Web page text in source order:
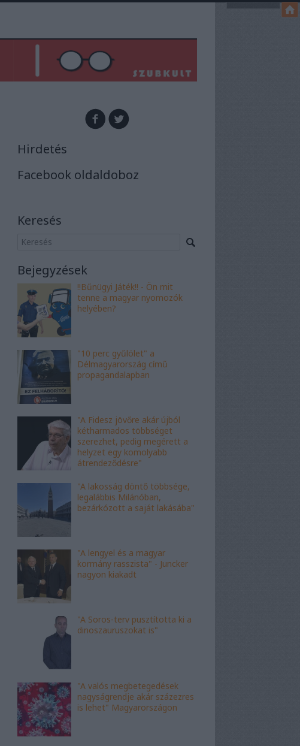
Hirdetés
Facebook oldaldoboz
Keresés
Bejegyzések
!!Bűnügyi Játék!! - Ön mit
tenne a magyar nyomozók
helyében?
"10 perc gyűlölet" a
Délmagyarország című
propagandalapban
"A Fidesz jövőre akár újból
kétharmados többséget
szerezhet, pedig megérett a
helyzet egy komolyabb
átrendeződésre"
"A lakosság döntő többsége,
legalábbis Milánóban,
bezárkózott a saját lakásába"
"A lengyel és a magyar
kormány rasszista" - Juncker
nagyon kiakadt
"A Soros-terv pusztította ki a
dinoszauruszokat is"
"A valós megbetegedések
nagyságrendje akár százezres
is lehet" Magyarországon